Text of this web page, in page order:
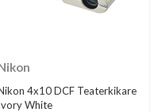
4x10 DCF Teaterkikare
White